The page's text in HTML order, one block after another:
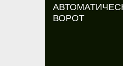
ВОРОТ